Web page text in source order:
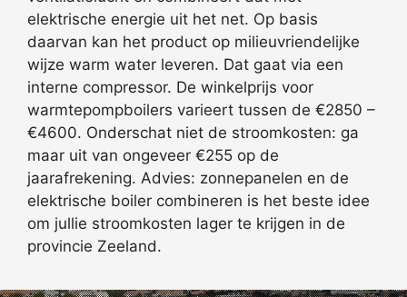
elektrische energie uit het net. Op basis
daarvan kan het product op milieuvriendelijke
wijze warm water leveren. Dat gaat via een
interne compressor. De winkelprijs voor
warmtepompboilers varieert tussen de €2850 –
€4600. Onderschat niet de stroomkosten: ga
maar uit van ongeveer €255 op de
jaarafrekening. Advies: zonnepanelen en de
elektrische boiler combineren is het beste idee
om jullie stroomkosten lager te krijgen in de
provincie Zeeland.